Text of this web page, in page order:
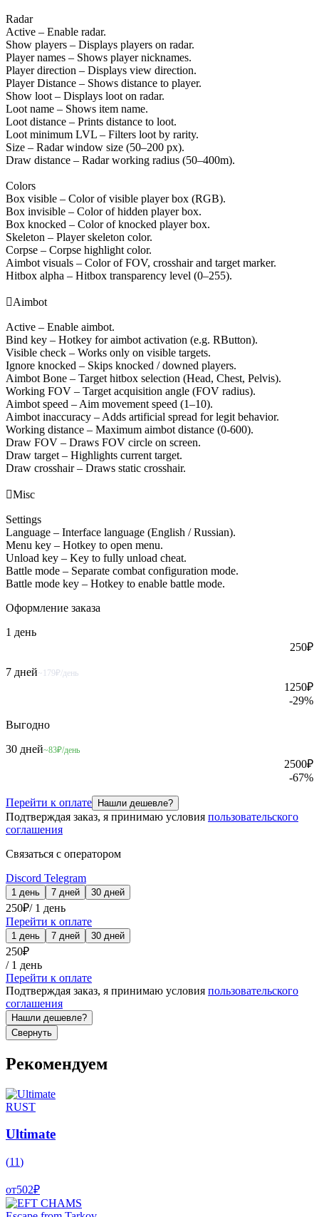
Radar
Active – Enable radar.
Show players – Displays players on radar.
Player names – Shows player nicknames.
Player direction – Displays view direction.
Player Distance – Shows distance to player.
Show loot – Displays loot on radar.
Loot name – Shows item name.
Loot distance – Prints distance to loot.
Loot minimum LVL – Filters loot by rarity.
Size – Radar window size (50–200 px).
Draw distance – Radar working radius (50–400m).
Colors
Box visible – Color of visible player box (RGB).
Box invisible – Color of hidden player box.
Box knocked – Color of knocked player box.
Skeleton – Player skeleton color.
Corpse – Corpse highlight color.
Aimbot visuals – Color of FOV, crosshair and target marker.
Hitbox alpha – Hitbox transparency level (0–255).
Aimbot
Active – Enable aimbot.
Bind key – Hotkey for aimbot activation (e.g. RButton).
Visible check – Works only on visible targets.
Ignore knocked – Skips knocked / downed players.
Aimbot Bone – Target hitbox selection (Head, Chest, Pelvis).
Working FOV – Target acquisition angle (FOV radius).
Aimbot speed – Aim movement speed (1–10).
Aimbot inaccuracy – Adds artificial spread for legit behavior.
Working distance – Maximum aimbot distance (0-600).
Draw FOV – Draws FOV circle on screen.
Draw target – Highlights current target.
Draw crosshair – Draws static crosshair.
Misc
Settings
Language – Interface language (English / Russian).
Menu key – Hotkey to open menu.
Unload key – Key to fully unload cheat.
Battle mode – Separate combat configuration mode.
Battle mode key – Hotkey to enable battle mode.
Оформление заказа
1 день
250₽
7 дней~179₽/день
1250₽
-29%
Выгодно
30 дней~83₽/день
2500₽
-67%
Перейти к оплате Нашли дешевле?
Подтверждая заказ, я принимаю условия пользовательского
соглашения
Связаться с оператором
Discord Telegram
1 день 7 дней 30 дней
250₽/ 1 день
Перейти к оплате
1 день 7 дней 30 дней
250₽
/ 1 день
Перейти к оплате
Подтверждая заказ, я принимаю условия пользовательского
соглашения
Нашли дешевле?
Свернуть
Рекомендуем
RUST
Ultimate
(11)
от502₽